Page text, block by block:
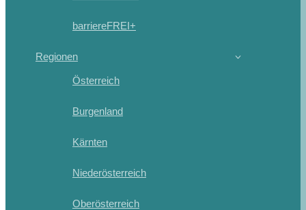
barriereFREI+
Regionen
Österreich
Burgenland
Kärnten
Niederösterreich
Oberösterreich